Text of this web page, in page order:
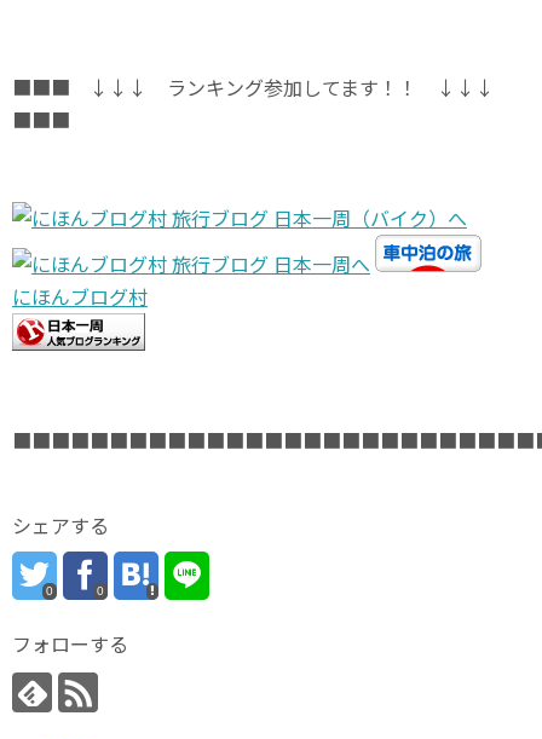
■■■ ↓↓↓ ランキング参加してます！！ ↓↓↓
■■■
にほんブログ村
シェアする
0 0
フォローする